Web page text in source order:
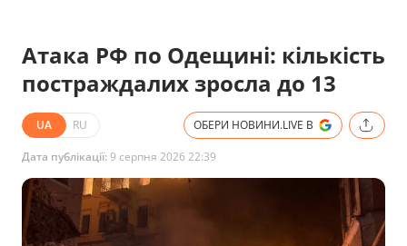
Атака РФ по Одещині: кількість
постраждалих зросла до 13
UA RU ОБЕРИ НОВИНИ.LIVE В
Дата публікації:9 серпня 2026 22:39